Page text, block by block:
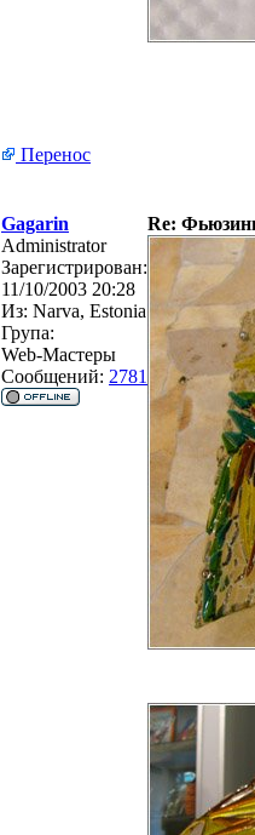
Перенос
Gagarin
Re:
Administrator
Зарегистрирован:
11/10/2003 20:28
Из: Narva, Estonia
Група:
Web-Мастеры
Сообщений: 2781